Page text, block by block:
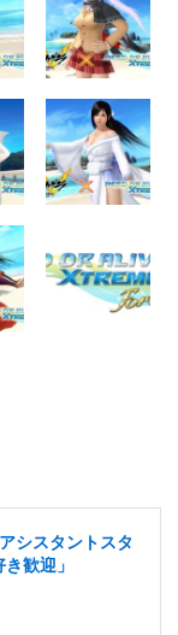
シスタントスタ
歓迎」